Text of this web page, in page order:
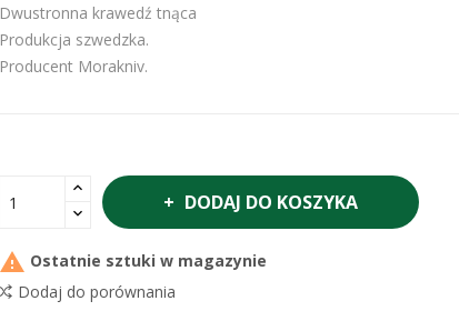
Dwustronna krawedź tnąca
Produkcja szwedzka.
Producent Morakniv.
DODAJ DO KOSZYKA
 Ostatnie sztuki w magazynie
Dodaj do porównania